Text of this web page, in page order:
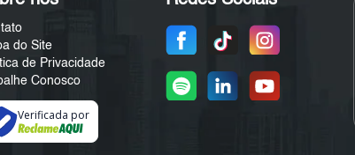
do Site
de Privacidade
Conosco
Verificada por